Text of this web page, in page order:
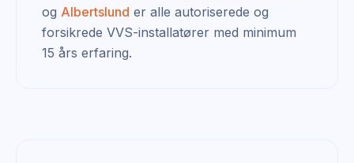
og Albertslund er alle autoriserede og
forsikrede VVS-installatører med minimum
15 års erfaring.